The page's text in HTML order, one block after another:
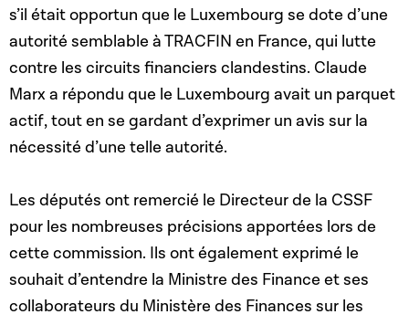
s’il était opportun que le Luxembourg se dote d’une
autorité semblable à TRACFIN en France, qui lutte
contre les circuits financiers clandestins. Claude
Marx a répondu que le Luxembourg avait un parquet
actif, tout en se gardant d’exprimer un avis sur la
nécessité d’une telle autorité.
Les députés ont remercié le Directeur de la CSSF
pour les nombreuses précisions apportées lors de
cette commission. Ils ont également exprimé le
souhait d’entendre la Ministre des Finance et ses
collaborateurs du Ministère des Finances sur les